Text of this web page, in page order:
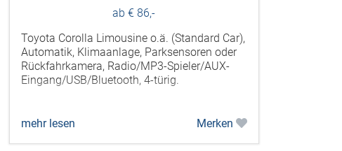
ab € 86,-
Toyota Corolla Limousine o.ä. (Standard Car),
Automatik, Klimaanlage, Parksensoren oder
Rückfahrkamera, Radio/MP3-Spieler/AUX-
Eingang/USB/Bluetooth, 4-türig.
mehr lesen Merken